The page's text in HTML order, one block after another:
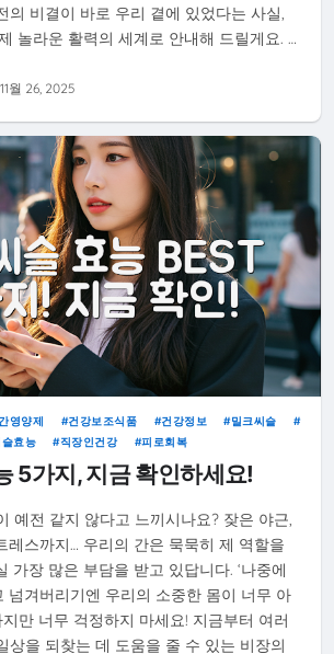
의 비결이 바로 우리 곁에 있었다는 사실,
놀라운 활력의 세계로 안내해 드릴게요. …
11월 26, 2025
영양제 건강보조식품 건강정보
밀크씨슬
효능 직장인건강 피로회복
5가지, 지금 확인하세요!
예전 같지 않다고 느끼시나요? 잦은 야근,
레스까지… 우리의 간은 묵묵히 제 역할을
가장 많은 부담을 받고 있답니다. ‘나중에
넘겨버리기엔 우리의 소중한 몸이 너무 아
만 너무 걱정하지 마세요! 지금부터 여러
상을 되찾는 데 도움을 줄 수 있는 비장의